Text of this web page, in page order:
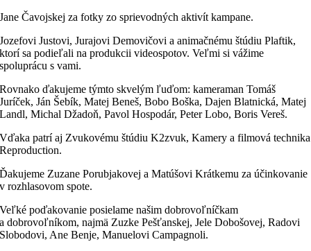
Jane Čavojskej za fotky zo sprievodných aktivít kampane.
Jozefovi Justovi, Jurajovi Demovičovi a animačnému štúdiu Plaftik,
ktorí sa podieľali na produkcii videospotov. Veľmi si vážime
spoluprácu s vami.
Rovnako ďakujeme týmto skvelým ľuďom: kameraman Tomáš
Juríček, Ján Šebík, Matej Beneš, Bobo Boška, Dajen Blatnická, Matej
Landl, Michal Džadoň, Pavol Hospodár, Peter Lobo, Boris Vereš.
Vďaka patrí aj Zvukovému štúdiu K2zvuk, Kamery a filmová technika
Reproduction.
Ďakujeme Zuzane Porubjakovej a Matúšovi Krátkemu za účinkovanie
v rozhlasovom spote.
Veľké poďakovanie posielame našim dobrovoľníčkam
a dobrovoľníkom, najmä Zuzke Pešťanskej, Jele Dobošovej, Radovi
Slobodovi, Ane Benje, Manuelovi Campagnoli.